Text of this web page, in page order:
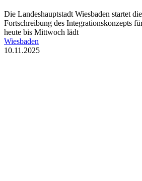
Die Landeshauptstadt Wiesbaden startet
Fortschreibung des Integrationskonzepts
heute bis Mittwoch lädt
Wiesbaden
10.11.2025